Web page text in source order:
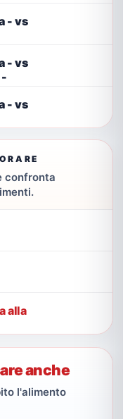
- vs
- vs
-
- vs
confronta
alla
anche
l'alimento